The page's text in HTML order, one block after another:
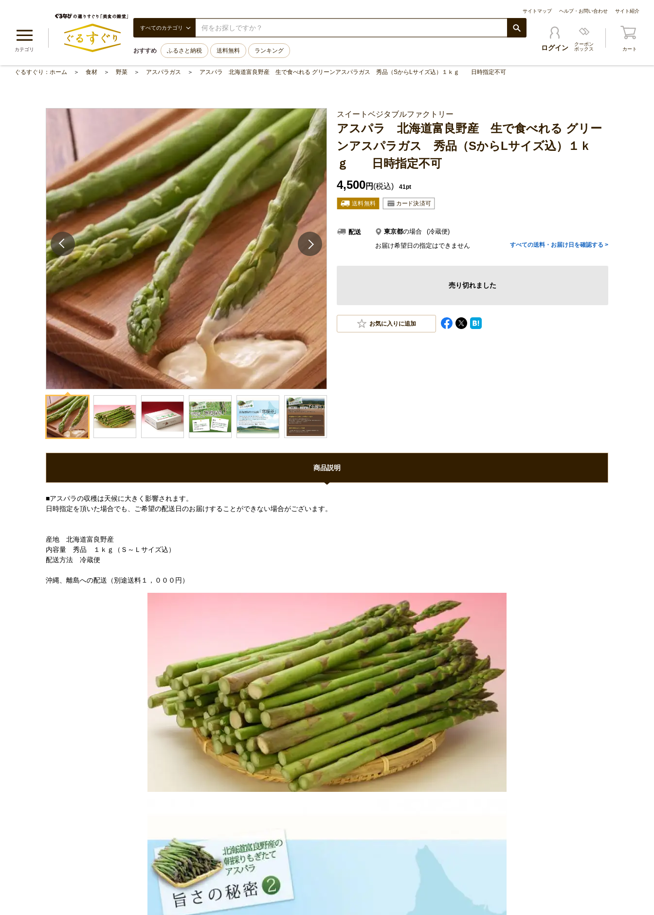
サイトマップ ヘルプ・お問い合わせ サイト紹介
カテゴリ
すべてのカテゴリ
おすすめ ふるさと納税 送料無料 ランキング ログイン
クーポン
ボックス
カート
ぐるすぐり：ホーム 食材 野菜 アスパラガス アスパラ 北海道富良野産 生で食べれる グリーンアスパラガス 秀品（SからLサイズ込）１ｋｇ 日時指定不可
スイートベジタブルファクトリー
アスパラ 北海道富良野産 生で食べれる グリー
ンアスパラガス 秀品（SからLサイズ込）１ｋ
ｇ 日時指定不可
4,500円 (税込) 41pt
配送 東京都の場合
(冷蔵便)
お届け希望日の指定はできません
すべての送料・お届け日を確認する >
売り切れました
お気に入りに追加
商品説明
■アスパラの収穫は天候に大きく影響されます。
日時指定を頂いた場合でも、ご希望の配送日のお届けすることができない場合がございます。
産地 北海道富良野産
内容量 秀品 １ｋｇ（Ｓ～Ｌサイズ込）
配送方法 冷蔵便
沖縄、離島への配送（別途送料１，０００円）